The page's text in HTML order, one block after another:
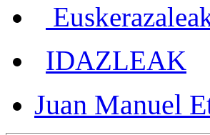
IDAZLEAK
Juan Manuel